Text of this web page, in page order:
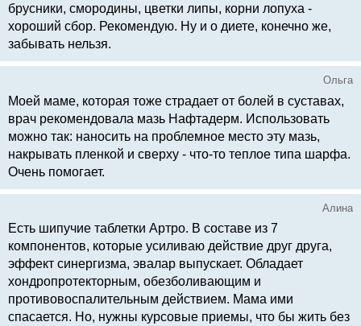
брусники, смородины, цветки липы, корни лопуха -
хороший сбор. Рекомендую. Ну и о диете, конечно же,
забывать нельзя.
Ольга
Моей маме, которая тоже страдает от болей в суставах,
врач рекомендовала мазь Нафтадерм. Использовать
можно так: наносить на проблемное место эту мазь,
накрывать пленкой и сверху - что-то теплое типа шарфа.
Очень помогает.
Алина
Есть шипучие таблетки Артро. В составе из 7
компонентов, которые усиливаю действие друг друга,
эффект синергизма, эвалар выпускает. Обладает
хондропротекторным, обезболивающим и
противовоспалительным действием. Мама ими
спасается. Но, нужны курсовые приемы, что бы жить без